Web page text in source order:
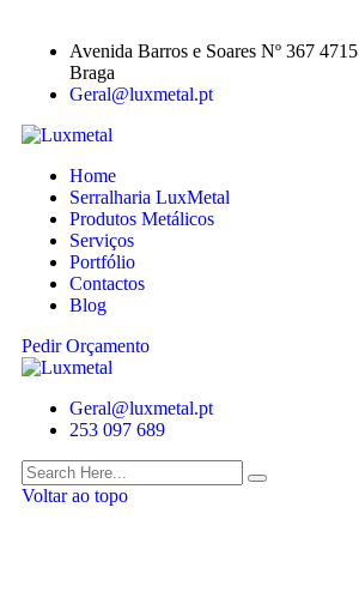
Avenida Barros e Soares Nº 367
Braga
Geral@luxmetal.pt
Home
Serralharia LuxMetal
Produtos Metálicos
Serviços
Portfólio
Contactos
Blog
Pedir Orçamento
Geral@luxmetal.pt
253 097 689
Voltar ao topo